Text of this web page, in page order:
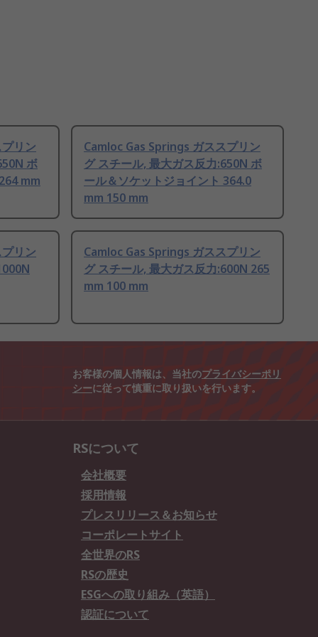
リン
ボ
mm
Camloc Gas Springs ガススプリン
グ スチール, 最大ガス反力:650N ボ
ール＆ソケットジョイント 364.0
mm 150 mm
リン
Camloc Gas Springs ガススプリン
グ スチール, 最大ガス反力:600N 265
mm 100 mm
お客様の個人情報は、当社のプライバシーポリ
シーに従って慎重に取り扱いを行います。
RSについて
会社概要
採用情報
プレスリリース＆お知らせ
コーポレートサイト
全世界のRS
RSの歴史
ESGへの取り組み（英語）
認証について